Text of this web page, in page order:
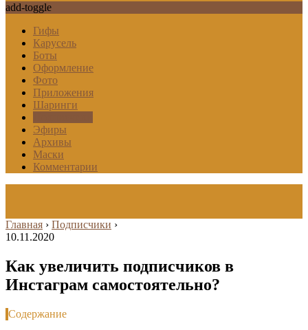
add-toggle
Гифы
Карусель
Боты
Оформление
Фото
Приложения
Шаринги
Эфиры
Архивы
Маски
Комментарии
Главная › Подписчики ›
10.11.2020
Как увеличить подписчиков в
Инстаграм самостоятельно?
Содержание